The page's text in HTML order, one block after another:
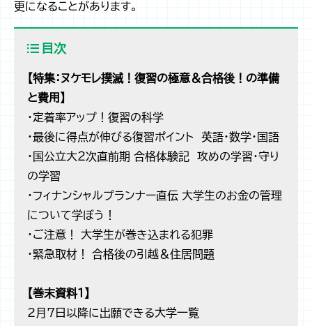
更になることがあります。
目次
【特集：ヌケモレ撲滅！復習の極意＆合格後！の準備
と費用】
・定着率アップ！復習の科学
・最後に得点が伸びる復習ポイント 英語・数学・国語
・国公立大２次直前期 合格体験記 攻めの学習・守り
の学習
・フィナンシャルプランナー直伝 大学生のお金の管理
について学ぼう！
・ご注意！ 大学生が巻き込まれる犯罪
・緊急取材！ 合格後の引越＆住居問題
【巻末資料１】
2月7日以降に出願できる大学一覧